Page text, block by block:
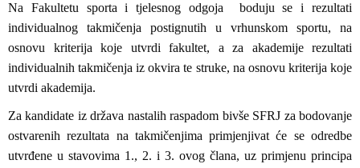
Na Fakultetu sporta i tjelesnog odgoja boduju se i rezultati
individualnog takmičenja postignutih u vrhunskom sportu, na
osnovu kriterija koje utvrdi fakultet, a za akademije rezultati
individualnih takmičenja iz okvira te struke, na osnovu kriterija koje
utvrdi akademija.
Za kandidate iz država nastalih raspadom bivše SFRJ za bodovanje
ostvarenih rezultata na takmičenjima primjenjivat će se odredbe
utvrđene u stavovima 1., 2. i 3. ovog člana, uz primjenu principa